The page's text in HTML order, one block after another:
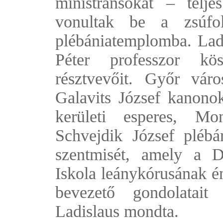
vonultak be a
plébániatemplomba.
Péter professzor
résztvevőit. Győr
Galavits József
kerületi esperes,
Schvejdik József
szentmisét, amely a
Iskola leánykórusának
bevezető
Ladislaus mondta.